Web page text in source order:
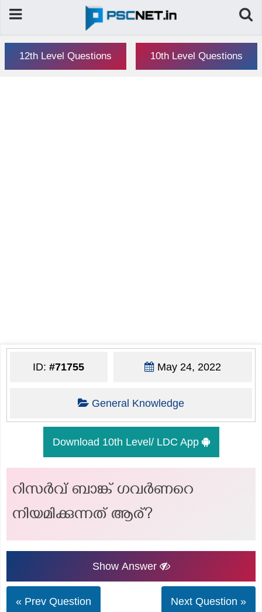
12th Level Questions 10th Level Questions
ID:#71755 May 24, 2022
General Knowledge
Download 10th Level/ LDC App
റിസർവ് ബാങ്ക് ഗവർണറെ
നിയമിക്കുന്നത് ആര്?
Show Answer
« Prev Question Next Question »